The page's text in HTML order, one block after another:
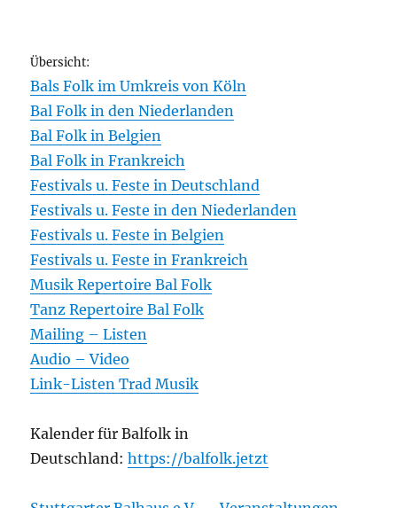
Übersicht:
Bals Folk im Umkreis von Köln
Bal Folk in den Niederlanden
Bal Folk in Belgien
Bal Folk in Frankreich
Festivals u. Feste in Deutschland
Festivals u. Feste in den Niederlanden
Festivals u. Feste in Belgien
Festivals u. Feste in Frankreich
Musik Repertoire Bal Folk
Tanz Repertoire Bal Folk
Mailing – Listen
Audio – Video
Link-Listen Trad Musik
Kalender für Balfolk in
Deutschland:https://balfolk.jetzt